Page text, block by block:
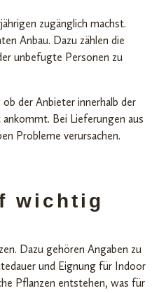
zugänglich machst.
Anbau. Dazu zählen die
unbefugte Personen zu
der Anbieter innerhalb der
Bei Lieferungen aus
Probleme verursachen.
wichtig
Dazu gehören Angaben zu
und Eignung für Indoor
Pflanzen entstehen, was für